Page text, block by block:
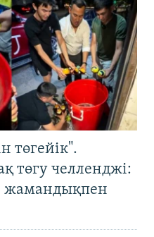
төгейік".
төгу челленджі: